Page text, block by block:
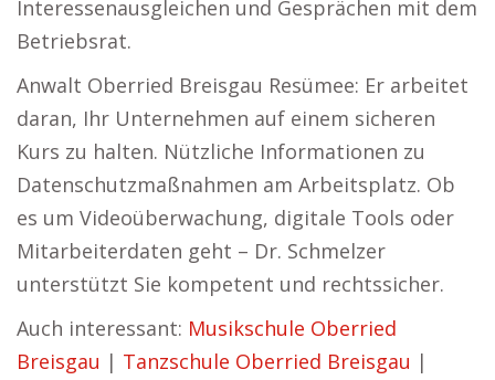
Interessenausgleichen und Gesprächen mit dem
Betriebsrat.
Anwalt Oberried Breisgau Resümee: Er arbeitet
daran, Ihr Unternehmen auf einem sicheren
Kurs zu halten. Nützliche Informationen zu
Datenschutzmaßnahmen am Arbeitsplatz. Ob
es um Videoüberwachung, digitale Tools oder
Mitarbeiterdaten geht – Dr. Schmelzer
unterstützt Sie kompetent und rechtssicher.
Auch interessant: Musikschule Oberried
Breisgau | Tanzschule Oberried Breisgau |